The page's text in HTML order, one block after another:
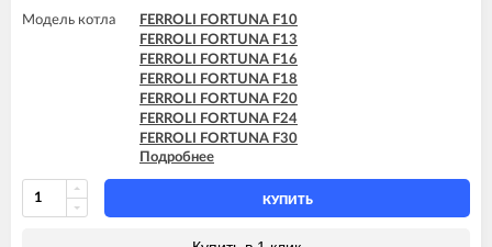
Модель котла
FERROLI FORTUNA F10
FERROLI FORTUNA F13
FERROLI FORTUNA F16
FERROLI FORTUNA F18
FERROLI FORTUNA F20
FERROLI FORTUNA F24
FERROLI FORTUNA F30
FERROLI FORTUNA F32
FERROLI FORTUNA H F13
FERROLI FORTUNA H F24
FERROLI FORTUNA H F32
Подробнее
КУПИТЬ